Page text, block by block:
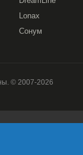
Lonax
Сонум
© 2007-2026
его
и на какие кнопки